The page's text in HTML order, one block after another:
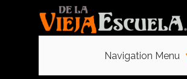
Navigation Menu